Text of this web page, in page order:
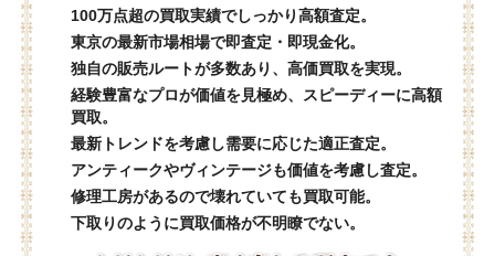
100万点超の買取実績でしっかり高額査定。
東京の最新市場相場で即査定・即現金化。
独自の販売ルートが多数あり、高価買取を実現。
経験豊富なプロが価値を見極め、スピーディーに高額
買取。
最新トレンドを考慮し需要に応じた適正査定。
アンティークやヴィンテージも価値を考慮し査定。
修理工房があるので壊れていても買取可能。
下取りのように買取価格が不明瞭でない。